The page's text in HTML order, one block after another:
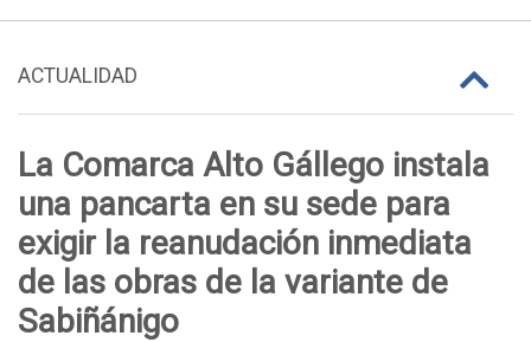
ACTUALIDAD
La Comarca Alto Gállego instala
una pancarta en su sede para
exigir la reanudación inmediata
de las obras de la variante de
Sabiñánigo